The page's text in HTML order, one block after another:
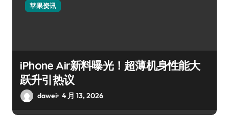
苹果资讯
iPhone Air新料曝光！超薄机身性能大
跃升引热议
dawei 4 月 13, 2026